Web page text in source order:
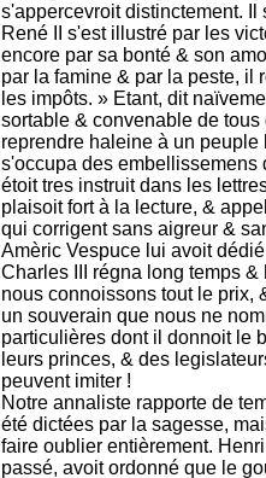
s'appercevroit distinctement.
René II s'est illustré par les
encore par sa bonté & son
par la famine & par la peste, il
les impôts. » Etant, dit
sortable & convenable de
reprendre haleine à un peuple
s'occupa des embellissemens
étoit tres instruit dans les
plaisoit fort à la lecture, &
qui corrigent sans aigreur &
Amèric Vespuce lui avoit
Charles III régna long temps
nous connoissons tout le prix,
un souverain que nous ne
particulières dont il donnoit le
leurs princes, & des
peuvent imiter !
Notre annaliste rapporte de
été dictées par la sagesse,
faire oublier entièrement.
passé, avoit ordonné que le